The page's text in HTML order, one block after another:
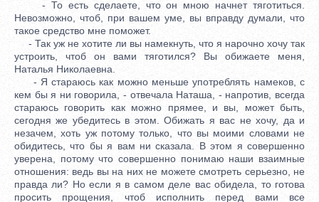
- То есть сделаете, что он мною начнет тяготиться.
Невозможно, чтоб, при вашем уме, вы вправду думали, что
такое средство мне поможет.
- Так уж не хотите ли вы намекнуть, что я нарочно хочу так
устроить, чтоб он вами тяготился? Вы обижаете меня,
Наталья Николаевна.
- Я стараюсь как можно меньше употреблять намеков, с
кем бы я ни говорила, - отвечала Наташа, - напротив, всегда
стараюсь говорить как можно прямее, и вы, может быть,
сегодня же убедитесь в этом. Обижать я вас не хочу, да и
незачем, хоть уж потому только, что вы моими словами не
обидитесь, что бы я вам ни сказала. В этом я совершенно
уверена, потому что совершенно понимаю наши взаимные
отношения: ведь вы на них не можете смотреть серьезно, не
правда ли? Но если я в самом деле вас обидела, то готова
просить прощения, чтоб исполнить перед вами все